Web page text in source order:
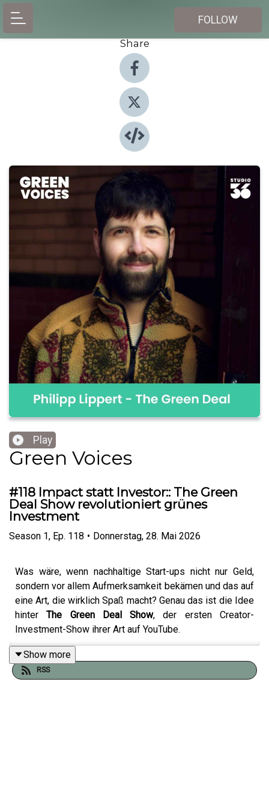
FOLLOW
Share
Play
Green Voices
#118 Impact statt Investor:: The Green
Deal Show revolutioniert grünes
Investment
Season 1, Ep. 118 • Donnerstag, 28. Mai 2026
Was wäre, wenn nachhaltige Start-ups nicht nur Geld,
sondern vor allem Aufmerksamkeit bekämen und das auf
eine Art, die wirklich Spaß macht? Genau das ist die Idee
hinterThe Green Deal Show, der ersten Creator-
Investment-Show ihrer Art auf YouTube.
In dieser Folge von Green Voices spricht Nike mitPhil
Show more
RSS